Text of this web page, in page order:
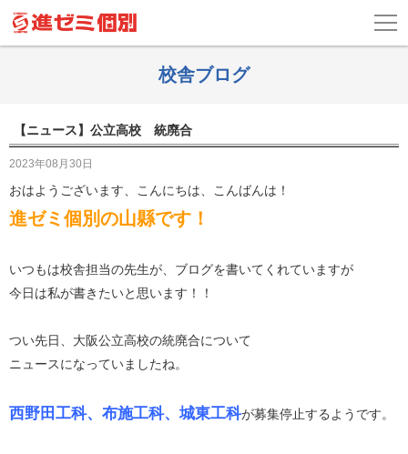
校舎ブログ
【ニュース】公立高校 統廃合
2023年08月30日
おはようございます、こんにちは、こんばんは！
進ゼミ個別の山縣です！
いつもは校舎担当の先生が、ブログを書いてくれていますが
今日は私が書きたいと思います！！
つい先日、大阪公立高校の統廃合について
ニュースになっていましたね。
西野田工科、布施工科、城東工科が募集停止するようです。